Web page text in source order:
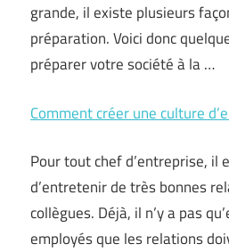
grande, il existe plusieurs
préparation. Voici donc
préparer votre société à la …
Comment créer une culture
Pour tout chef d’entreprise, il
d’entretenir de très bonnes
collègues. Déjà, il n’y a pas
employés que les relations